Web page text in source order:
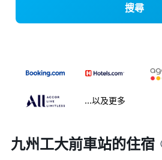
搜尋
...以及更多
九州工大前車站的住宿